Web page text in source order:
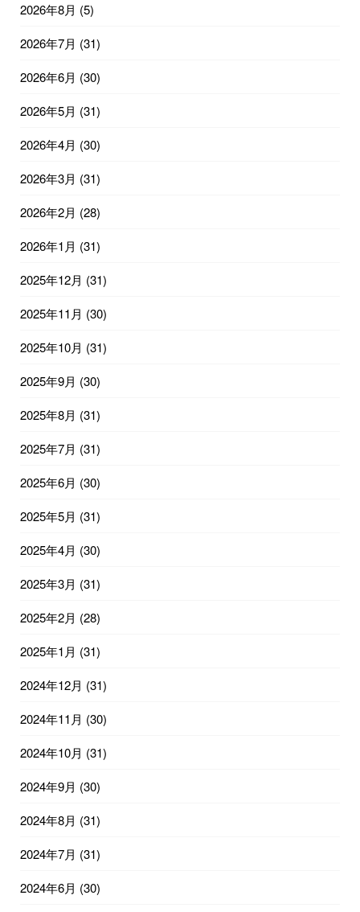
2026年8月 (5)
2026年7月 (31)
2026年6月 (30)
2026年5月 (31)
2026年4月 (30)
2026年3月 (31)
2026年2月 (28)
2026年1月 (31)
2025年12月 (31)
2025年11月 (30)
2025年10月 (31)
2025年9月 (30)
2025年8月 (31)
2025年7月 (31)
2025年6月 (30)
2025年5月 (31)
2025年4月 (30)
2025年3月 (31)
2025年2月 (28)
2025年1月 (31)
2024年12月 (31)
2024年11月 (30)
2024年10月 (31)
2024年9月 (30)
2024年8月 (31)
2024年7月 (31)
2024年6月 (30)